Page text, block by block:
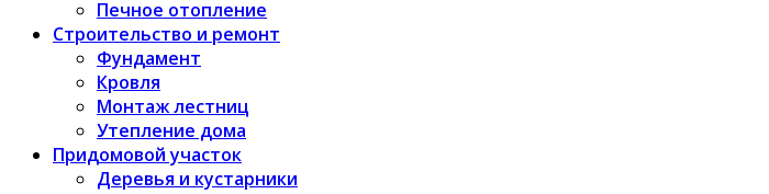
Печное отопление
Строительство и ремонт
Фундамент
Кровля
Монтаж лестниц
Утепление дома
Придомовой участок
Деревья и кустарники